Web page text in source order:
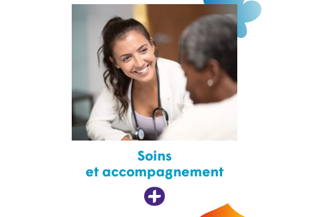
Soins
et accompagnement